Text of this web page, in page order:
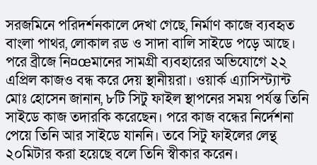
সরজমিনে পরিদর্শনকালে দেখা গেছে, নির্মাণ কাজে ব্যবহৃত
বাংলা পাথর, লোকাল রড ও সাদা বালি সাইডে পড়ে আছে।
পরে ব্রীজে নি¤œমানের সামগ্রী ব্যবহারের অভিযোগে ২২
এপ্রিল কাজও বন্ধ করে দেয় স্থানীয়রা। ওয়ার্ক এ্যাসিস্ট্যান্ট
মোঃ হোসেন জানান, ৮টি সিটু ফাইল স্থাপনের সময় পর্যন্ত তিনি
সাইডে কাজ তদারকি করেছেন। পরে কাজ বন্ধের নির্দেশনা
পেয়ে তিনি আর সাইডে যাননি। তবে সিটু ফাইলের লেন্থ
২০মিটার করা হয়েছে বলে তিনি স্বীকার করেন।